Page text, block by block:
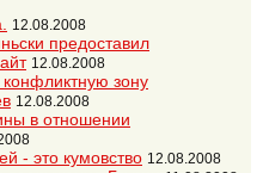
12.08.2008
предоставил
12.08.2008
зону
12.08.2008
в отношении
- это кумовство 12.08.2008